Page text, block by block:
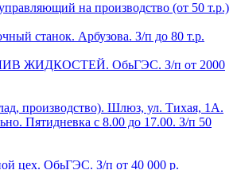
на производство (от 50 т.р.)
станок. Арбузова. З/п до 80 т.р.
ЖИДКОСТЕЙ. ОбьГЭС. З/п от 2000
производство). Шлюз, ул. Тихая, 1А.
Пятидневка с 8.00 до 17.00. З/п 50
цех. ОбьГЭС. З/п от 40 000 р.